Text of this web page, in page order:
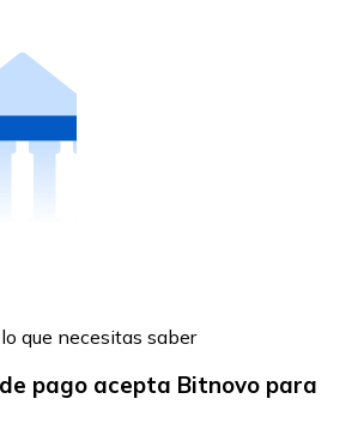
que necesitas saber
pago acepta Bitnovo para